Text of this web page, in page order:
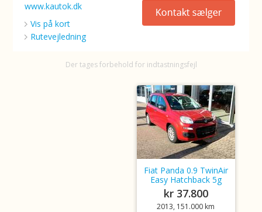
www.kautok.dk
Vis på kort
Rutevejledning
Der tages forbehold for indtastningsfejl
Fiat Panda 0.9 TwinAir
Easy Hatchback 5g
kr 37.800
2013, 151.000 km